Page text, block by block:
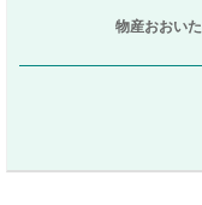
物産おおいた